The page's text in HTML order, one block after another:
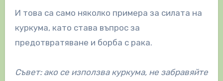
И това са само няколко примера за силата на
куркума, като става въпрос за
предотвратяване и борба с рака.
Съвет: ако се използва куркума, не забравяйте